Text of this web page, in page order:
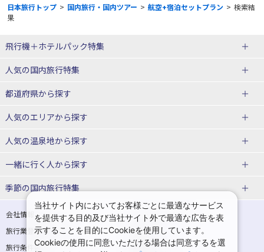
日本旅行トップ > 国内旅行・国内ツアー > 航空+宿泊セットプラン > 検索結
果
飛行機＋ホテルパック特集
赤い風船ダイナミックパッケージ
ＪＡＬで行く飛行機+ホテルパック
人気の国内旅行特集
東京ディズニーリゾート®への旅
ユニバーサル・スタジオ・ジャパ
都道府県から探す
北海道旅行・ツアー
東北
青森旅行・ツアー
宮城旅行・ツアー
秋田旅行・ツアー
山形旅行・ツアー
福島旅行・ツアー
関東
人気のエリアから探す
函館旅行
仙台旅行
那須旅行 日光旅行
人気の温泉地から探す
北海道
湯の川温泉(北海道)
十勝川温泉(北海道)
阿寒湖温泉(北海道)
洞爺湖温泉(北海道)
川湯温泉(北海道)
一緒に行く人から探す
一人旅 国内版
カップル・夫婦旅行 国内版
女子旅 国内版
卒業旅行・学生旅行 国内版
季節の国内旅行特集
桜・お花見特集
ゴールデンウィーク（GW）の国内
旅行
夏休み・お盆の国内旅行
7月の国内旅行
会社情報
プライバシーポリシー
旅行業登録票・約款
規約集
旅行条件書
商標について
当社サイト内においてお客様ごとに最適なサービス
を提供する目的及び当社サイト外で最適な広告を表
示することを目的にCookieを使用しています。
Cookieの使用に同意いただける場合は同意するを選